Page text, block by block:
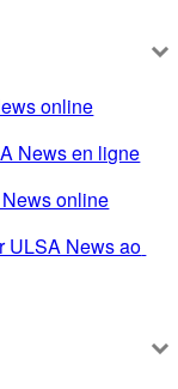
online
News en ligne
online
ULSA News ao